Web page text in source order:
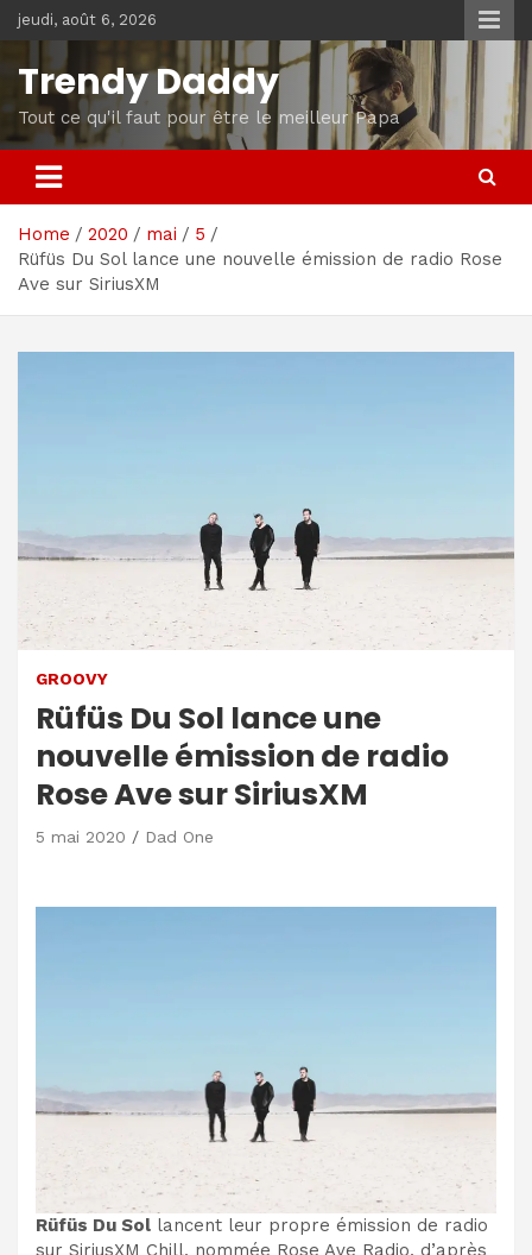
Skip
to
content
jeudi, août 6, 2026
Trendy Daddy
Tout ce qu'il faut pour être le meilleur Papa
Home 2020 mai
5
Rüfüs Du Sol lance une nouvelle émission de radio Rose
Ave sur SiriusXM
GROOVY
Rüfüs Du Sol lance une
nouvelle émission de radio
Rose Ave sur SiriusXM
5 mai 2020 Dad One
Rüfüs Du Sol lancent leur propre émission de radio
sur SiriusXM Chill, nommée Rose Ave Radio, d’après